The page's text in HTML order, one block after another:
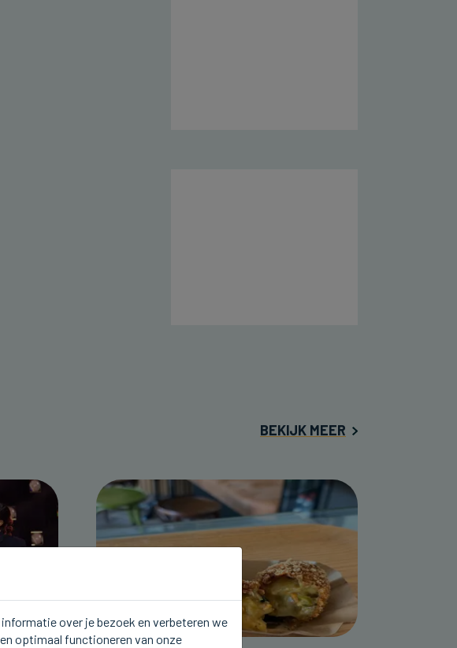
BEKIJK MEER
over je bezoek en verbeteren we
optimaal functioneren van onze